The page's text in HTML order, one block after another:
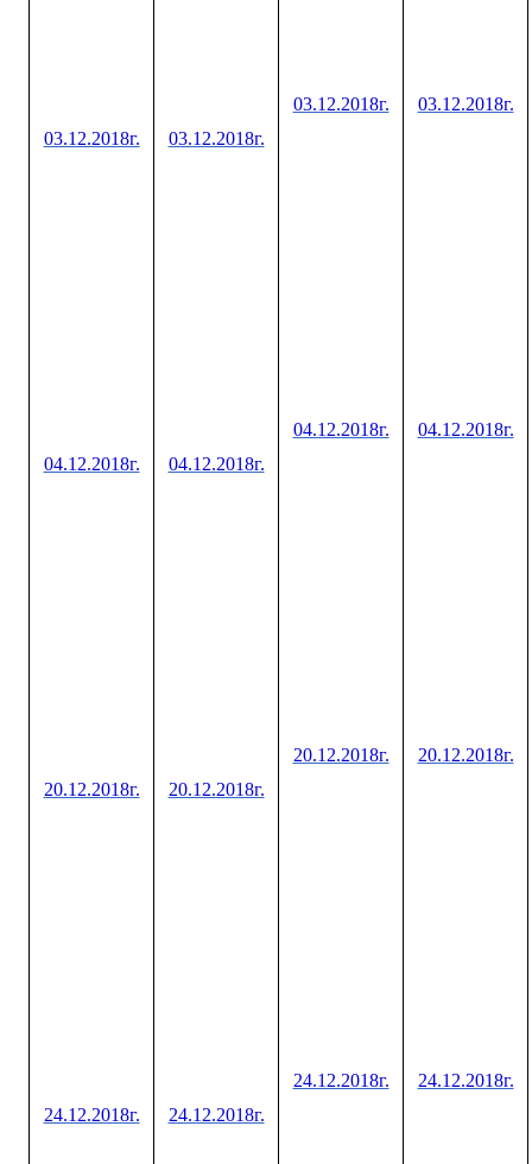
03.12.2018г.
04.12.2018г.
20.12.2018г.
24.12.2018г.
03.12.2018г.
04.12.2018г.
20.12.2018г.
24.12.2018г.
03.12.2018г.
04.12.2018г.
20.12.2018г.
24.12.2018г.
03.12.2018г.
04.12.2018г.
20.12.2018г.
24.12.2018г.